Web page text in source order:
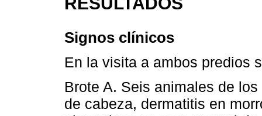
Signos clínicos
En la visita a ambos predios
Brote A. Seis animales de
de cabeza, dermatitis en